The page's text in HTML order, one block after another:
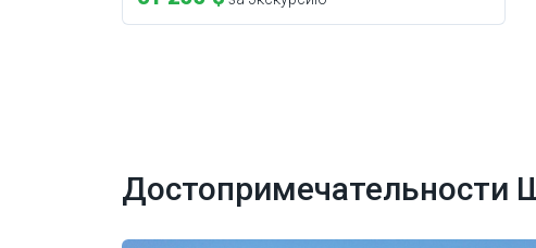
Достопримечательности